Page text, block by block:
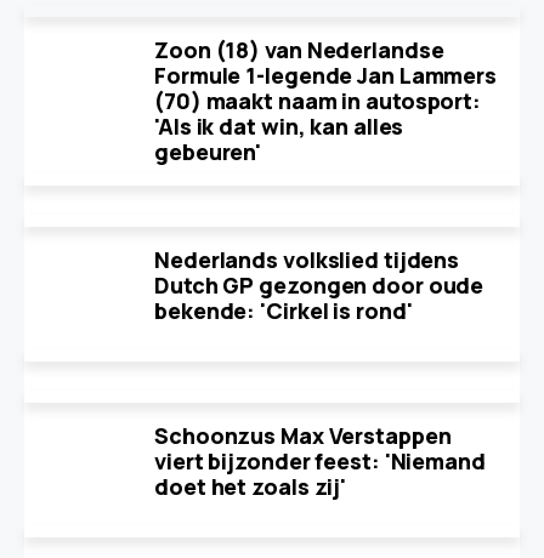
Zoon (18) van Nederlandse
Formule 1-legende Jan Lammers
(70) maakt naam in autosport:
'Als ik dat win, kan alles
gebeuren'
Nederlands volkslied tijdens
Dutch GP gezongen door oude
bekende: 'Cirkel is rond'
Schoonzus Max Verstappen
viert bijzonder feest: 'Niemand
doet het zoals zij'